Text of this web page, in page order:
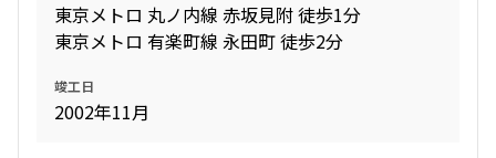
東京メトロ 丸ノ内線 赤坂見附 徒歩1分
東京メトロ 有楽町線 永田町 徒歩2分
竣工日
2002年11月